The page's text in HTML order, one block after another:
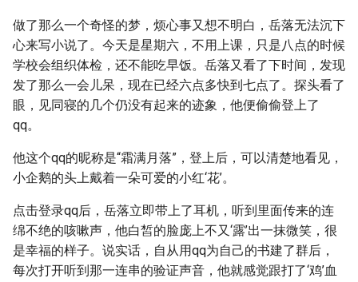
做了那么一个奇怪的梦，烦心事又想不明白，岳落无法沉下
心来写小说了。今天是星期六，不用上课，只是八点的时候
学校会组织体检，还不能吃早饭。岳落又看了下时间，发现
发了那么一会儿呆，现在已经六点多快到七点了。探头看了
眼，见同寝的几个仍没有起来的迹象，他便偷偷登上了
qq。
他这个qq的昵称是“霜满月落”，登上后，可以清楚地看见，
小企鹅的头上戴着一朵可爱的小红‘花’。
点击登录qq后，岳落立即带上了耳机，听到里面传来的连
绵不绝的咳嗽声，他白皙的脸庞上不又‘露’出一抹微笑，很
是幸福的样子。说实话，自从用qq为自己的书建了群后，
每次打开听到那一连串的验证声音，他就感觉跟打了‘鸡’血